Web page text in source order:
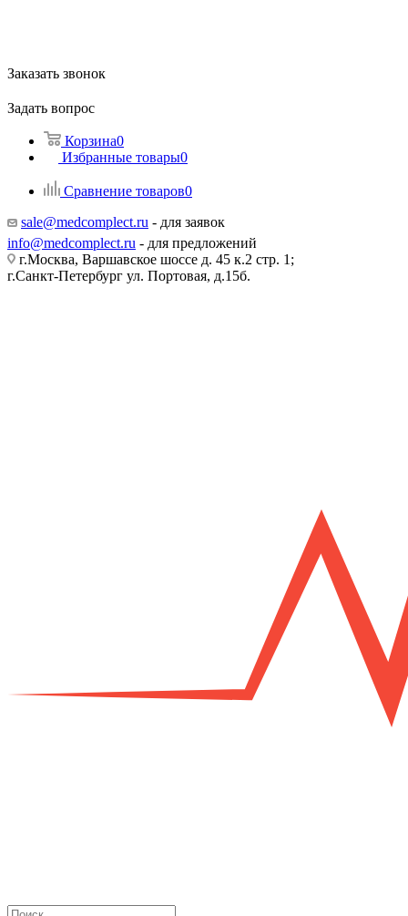
Заказать звонок
Задать вопрос
Корзина0
Избранные товары0
Сравнение товаров0
sale@medcomplect.ru - для заявок
info@medcomplect.ru - для предложений
г.Москва, Варшавское шоссе д. 45 к.2 стр. 1;
г.Санкт-Петербург ул. Портовая, д.15б.